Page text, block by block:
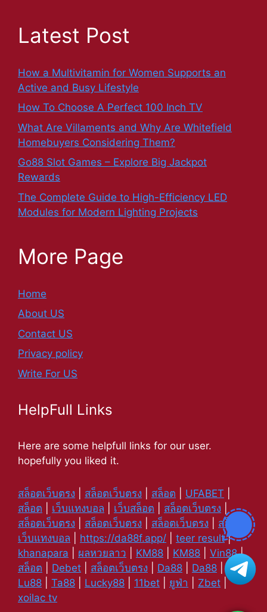
Latest Post
How a Multivitamin for Women Supports an
Active and Busy Lifestyle
How To Choose A Perfect 100 Inch TV
What Are Villaments and Why Are Whitefield
Homebuyers Considering Them?
Go88 Slot Games – Explore Big Jackpot
Rewards
The Complete Guide to High-Efficiency LED
Modules for Modern Lighting Projects
More Page
Home
About US
Contact US
Privacy policy
Write For US
HelpFull Links
Here are some helpfull links for our user.
hopefully you liked it.
สล็อตเว็บตรง สล็อตเว็บตรง สล็อต UFABET
สล็อต
เว็บแทงบอล เว็บสล็อต สล็อตเว็บตรง
สล็อตเว็บตรง
สล็อตเว็บตรง สล็อตเว็บตรง สล็อต
เว็บแทงบอล
https://da88f.app/ teer result|
khanapara
ผลหวยลาว KM88 KM88 Vin88|
สล็อต
Debet สล็อตเว็บตรง Da88 Da88
Lu88
Ta88 Lucky88 11bet ยูฟ่า Zbet
xoilac tv